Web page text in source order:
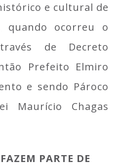
e cultural de
quando ocorreu o
de Decreto
Prefeito Elmiro
e sendo Pároco
Maurício Chagas
PARTE DE